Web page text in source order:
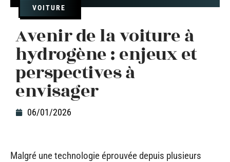
VOITURE
Avenir de la voiture à
hydrogène : enjeux et
perspectives à
envisager
06/01/2026
Malgré une technologie éprouvée depuis plusieurs